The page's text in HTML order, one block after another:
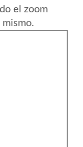
el zoom